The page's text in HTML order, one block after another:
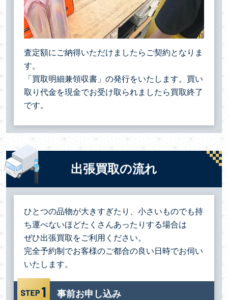
査定額にご納得いただけましたらご契約となりま
す。
「買取明細兼領収書」の発行をいたします。買い
取り代金を現金でお受け取られましたら買取終了
です。
出張買取の流れ
ひとつの品物が大きすぎたり、小さいものでも持
ち運べないほどたくさんあったりする場合は
ぜひ出張買取をご利用ください。
完全予約制でお客様のご都合の良い日時でお伺い
いたします。
事前お申し込み